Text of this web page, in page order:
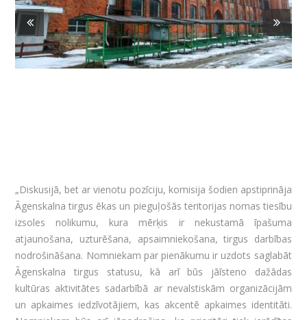
„Diskusijā, bet ar vienotu pozīciju, komisija šodien apstiprināja
Āgenskalna tirgus ēkas un pieguļošās teritorijas nomas tiesību
izsoles nolikumu, kura mērķis ir nekustamā īpašuma
atjaunošana, uzturēšana, apsaimniekošana, tirgus darbības
nodrošināšana. Nomniekam par pienākumu ir uzdots saglabāt
Āgenskalna tirgus statusu, kā arī būs jāīsteno dažādas
kultūras aktivitātes sadarbībā ar nevalstiskām organizācijām
un apkaimes iedzīvotājiem, kas akcentē apkaimes identitāti.